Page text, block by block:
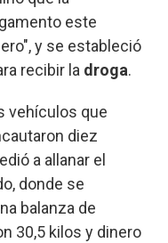
este
y se estableció
recibir la droga.
vehículos que
diez
a allanar el
donde se
balanza de
30,5 kilos y dinero